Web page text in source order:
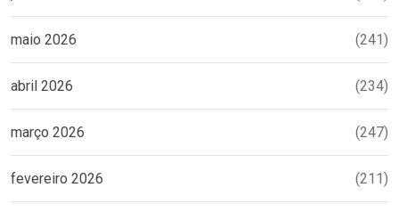
maio 2026 (241)
abril 2026 (234)
março 2026 (247)
fevereiro 2026 (211)